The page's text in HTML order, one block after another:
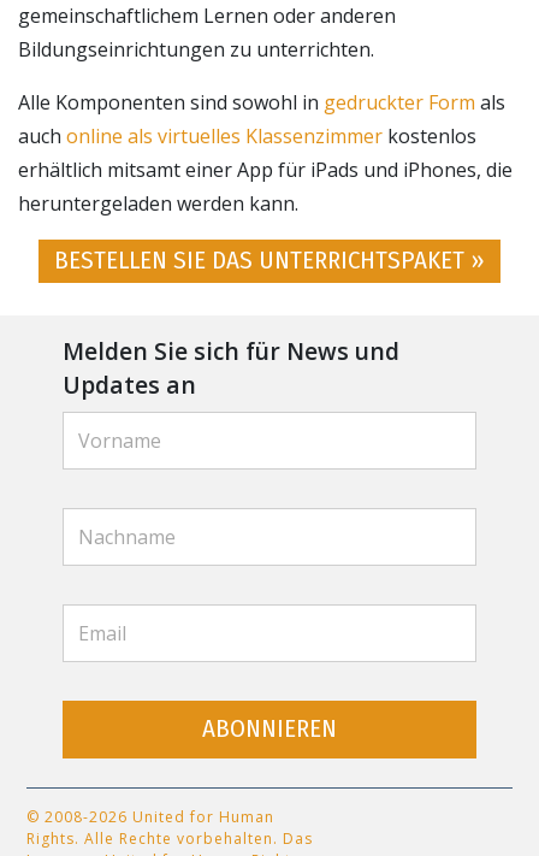
gemeinschaftlichem Lernen oder anderen
Bildungseinrichtungen zu unterrichten.
Alle Komponenten sind sowohl in gedruckter Form als
auch online als virtuelles Klassenzimmer kostenlos
erhältlich mitsamt einer App für iPads und iPhones, die
heruntergeladen werden kann.
BESTELLEN SIE DAS UNTERRICHTSPAKET »
Melden Sie sich für News und
Updates an
ABONNIEREN
© 2008-2026 United for Human
Rights. Alle Rechte vorbehalten. Das